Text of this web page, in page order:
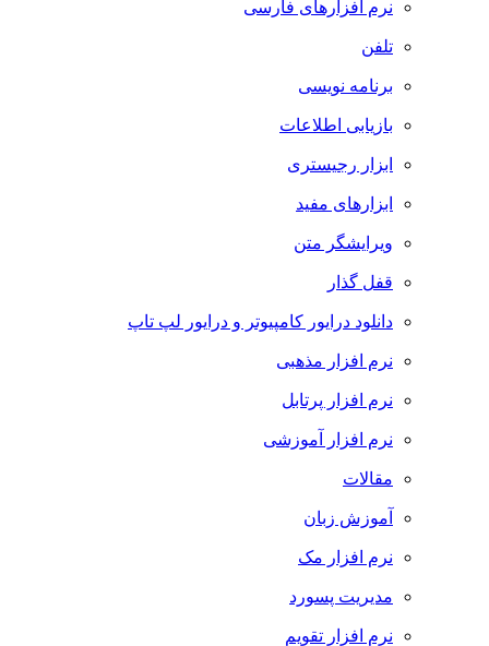
نرم افزارهای فارسی
تلفن
برنامه نویسی
بازیابی اطلاعات
ابزار رجیستری
ابزارهای مفید
ویرایشگر متن
قفل گذار
دانلود درایور کامپیوتر و درایور لپ تاپ
نرم افزار مذهبی
نرم افزار پرتابل
نرم افزار آموزشی
مقالات
آموزش زبان
نرم افزار مک
مدیریت پسورد
نرم افزار تقویم